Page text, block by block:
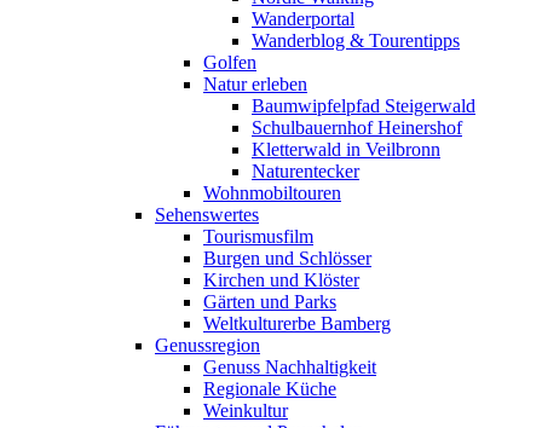
Wanderportal
Wanderblog & Tourentipps
Golfen
Natur erleben
Baumwipfelpfad Steigerwald
Schulbauernhof Heinershof
Kletterwald in Veilbronn
Naturentecker
Wohnmobiltouren
Sehenswertes
Tourismusfilm
Burgen und Schlösser
Kirchen und Klöster
Gärten und Parks
Weltkulturerbe Bamberg
Genussregion
Genuss Nachhaltigkeit
Regionale Küche
Weinkultur